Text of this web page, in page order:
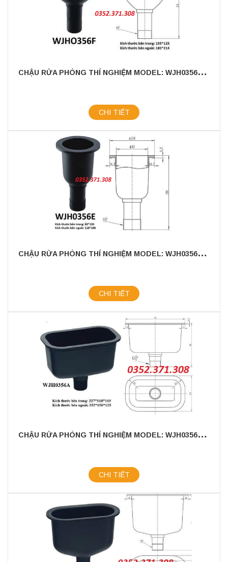
C
HẬU RỬA PHÒNG THÍ NGHIỆM MODEL: WJH0356F - CHẤT LIỆU NHỰA PP CAO CẤP
CHI TIẾT
C
HẬU RỬA PHÒNG THÍ NGHIỆM MODEL: WJH0356E - CHẤT LIỆU NHỰA PP CAO CẤP
CHI TIẾT
C
HẬU RỬA PHÒNG THÍ NGHIỆM MODEL: WJH0356A - CHẤT LIỆU NHỰA PP CAO CẤP
CHI TIẾT